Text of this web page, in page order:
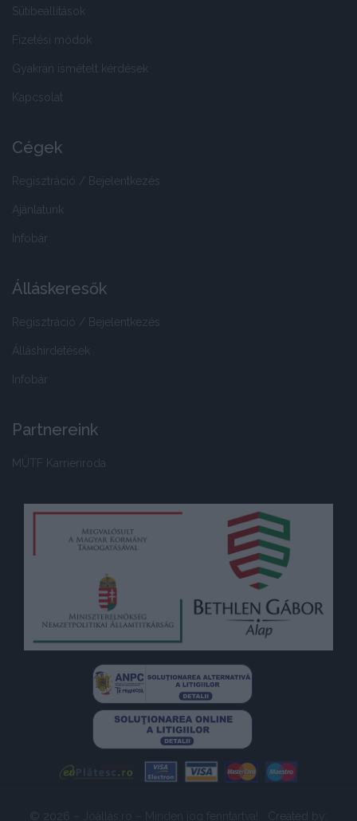
Sütibeállítások
Fizetési módok
Gyakran ismételt kérdések
Kapcsolat
Cégek
Regisztráció / Bejelentkezés
Ajánlatunk
Infobár
Álláskeresők
Regisztráció / Bejelentkezés
Álláshirdetések
Infobár
Partnereink
MÜTF Karrieriroda